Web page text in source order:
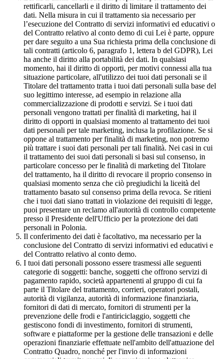
rettificarli, cancellarli e il diritto di limitare il trattamento dei
dati. Nella misura in cui il trattamento sia necessario per
l’esecuzione del Contratto di servizi informativi ed educativi o
del Contratto relativo al conto demo di cui Lei è parte, oppure
per dare seguito a una Sua richiesta prima della conclusione di
tali contratti (articolo 6, paragrafo 1, lettera b del GDPR), Lei
ha anche il diritto alla portabilità dei dati. In qualsiasi
momento, hai il diritto di opporti, per motivi connessi alla tua
situazione particolare, all'utilizzo dei tuoi dati personali se il
Titolare del trattamento tratta i tuoi dati personali sulla base del
suo legittimo interesse, ad esempio in relazione alla
commercializzazione di prodotti e servizi. Se i tuoi dati
personali vengono trattati per finalità di marketing, hai il
diritto di opporti in qualsiasi momento al trattamento dei tuoi
dati personali per tale marketing, inclusa la profilazione. Se si
oppone al trattamento per finalità di marketing, non potremo
più trattare i suoi dati personali per tali finalità. Nei casi in cui
il trattamento dei suoi dati personali si basi sul consenso, in
particolare concesso per le finalità di marketing del Titolare
del trattamento, ha il diritto di revocare il proprio consenso in
qualsiasi momento senza che ciò pregiudichi la liceità del
trattamento basato sul consenso prima della revoca. Se ritieni
che i tuoi dati siano trattati in violazione dei requisiti di legge,
puoi presentare un reclamo all'autorità di controllo competente
presso il Presidente dell'Ufficio per la protezione dei dati
personali in Polonia.
Il conferimento dei dati è facoltativo, ma necessario per la
conclusione del Contratto di servizi informativi ed educativi e
del Contratto relativo al conto demo.
I tuoi dati personali possono essere trasmessi alle seguenti
categorie di soggetti: banche, soggetti che offrono servizi di
pagamento rapido, società appartenenti al gruppo di cui fa
parte il Titolare del trattamento, corrieri, operatori postali,
autorità di vigilanza, autorità di informazione finanziaria,
fornitori di dati di mercato, fornitori di strumenti per la
prevenzione delle frodi e l'antiriciclaggio, soggetti che
gestiscono fondi di investimento, fornitori di strumenti,
software e piattaforme per la gestione delle transazioni e delle
operazioni finanziarie effettuate nell'ambito dell'attuazione del
Contratto Quadro, nonché per l'invio di informazioni